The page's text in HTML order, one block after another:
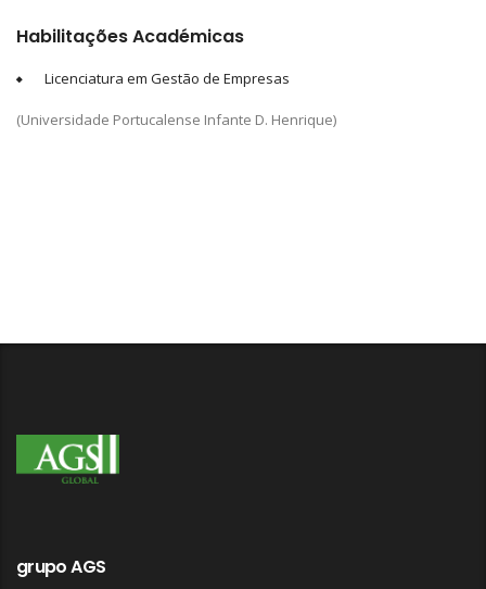
Habilitações Académicas
Licenciatura em Gestão de Empresas
(Universidade Portucalense Infante D. Henrique)
grupo AGS